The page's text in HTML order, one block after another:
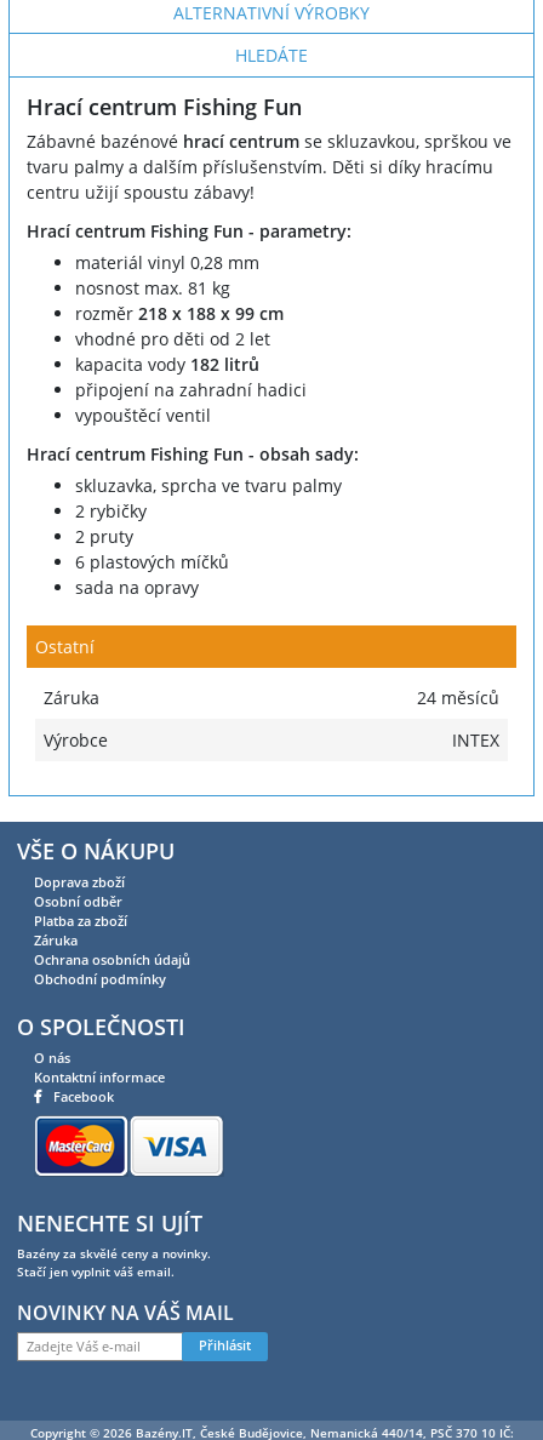
ALTERNATIVNÍ VÝROBKY
HLEDÁTE
Hrací centrum Fishing Fun
Zábavné bazénové hrací centrum se skluzavkou, sprškou ve
tvaru palmy a dalším příslušenstvím. Děti si díky hracímu
centru užijí spoustu zábavy!
Hrací centrum Fishing Fun - parametry:
materiál vinyl 0,28 mm
nosnost max. 81 kg
rozměr 218 x 188 x 99 cm
vhodné pro děti od 2 let
kapacita vody 182 litrů
připojení na zahradní hadici
vypouštěcí ventil
Hrací centrum Fishing Fun - obsah sady:
skluzavka, sprcha ve tvaru palmy
2 rybičky
2 pruty
6 plastových míčků
sada na opravy
Ostatní
Záruka
24 měsíců
Výrobce
INTEX
VŠE O NÁKUPU
Doprava zboží
Osobní odběr
Platba za zboží
Záruka
Ochrana osobních údajů
Obchodní podmínky
O SPOLEČNOSTI
O nás
Kontaktní informace
Facebook
NENECHTE SI UJÍT
Bazény za skvělé ceny a novinky.
Stačí jen vyplnit váš email.
NOVINKY NA VÁŠ MAIL
Přihlásit
Copyright © 2026 Bazény.IT, České Budějovice, Nemanická 440/14, PSČ 370 10 IČ: